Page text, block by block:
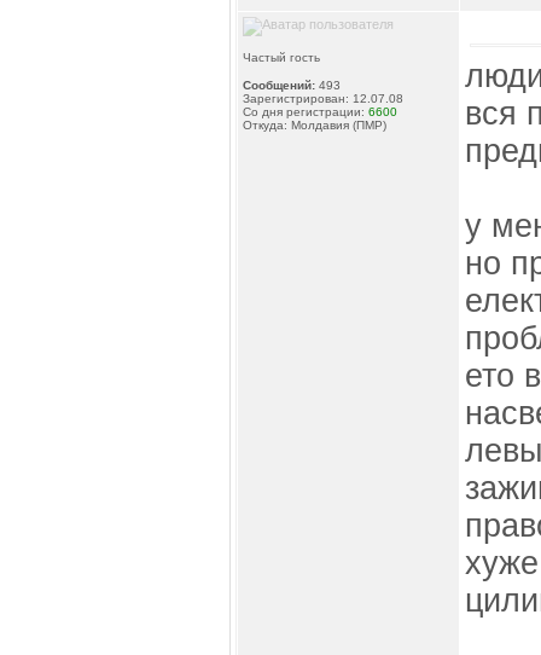
Частый гость
Сообщений: 493
Зарегистрирован: 12.07.08
Со дня регистрации: 6600
Откуда: Молдавия (ПМР)
вся
у
но
ето